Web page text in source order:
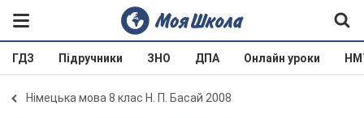
ГДЗ Підручники ЗНО ДПА Онлайн уроки
Німецька мова 8 клас Н. П. Басай 2008